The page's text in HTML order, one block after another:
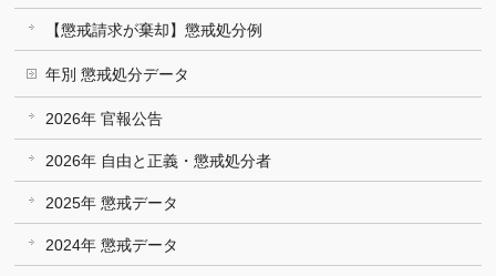
【懲戒請求が棄却】懲戒処分例
年別 懲戒処分データ
2026年 官報公告
2026年 自由と正義・懲戒処分者
2025年 懲戒データ
2024年 懲戒データ